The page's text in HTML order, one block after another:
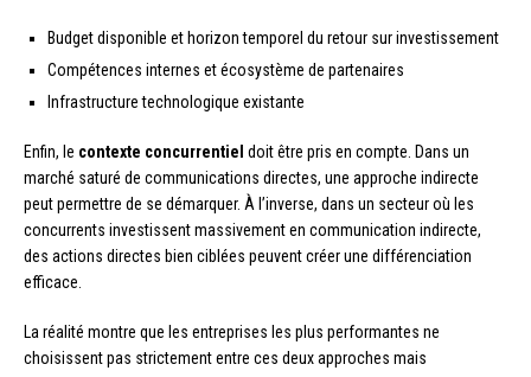
Budget disponible et horizon temporel du retour sur investissement
Compétences internes et écosystème de partenaires
Infrastructure technologique existante
Enfin, le contexte concurrentiel doit être pris en compte. Dans un
marché saturé de communications directes, une approche indirecte
peut permettre de se démarquer. À l’inverse, dans un secteur où les
concurrents investissent massivement en communication indirecte,
des actions directes bien ciblées peuvent créer une différenciation
efficace.
La réalité montre que les entreprises les plus performantes ne
choisissent pas strictement entre ces deux approches mais